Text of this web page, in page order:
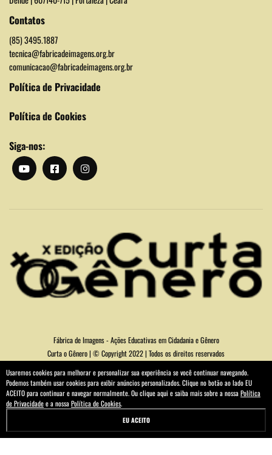
Contatos
(85) 3495.1887
tecnica@fabricadeimagens.org.br
comunicacao@fabricadeimagens.org.br
Política de Privacidade
Política de Cookies
Siga-nos:
Fábrica de Imagens - Ações Educativas em Cidadania e Gênero
Curta o Gênero | © Copyright 2022 | Todos os direitos reservados
Usaremos cookies para melhorar e personalizar sua experiência se você continuar navegando.
Podemos também usar cookies para exibir anúncios personalizados. Clique no botão ao lado EU
ACEITO para continuar e navegar normalmente. Ou clique aqui e saiba mais sobre a nossaPolítica
de Privacidadee a nossaPolítica de Cookies.
EU ACEITO